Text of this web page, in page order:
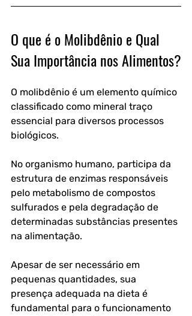
O que é o Molibdênio e Qual
Sua Importância nos Alimentos?
O molibdênio é um elemento químico
classificado como mineral traço
essencial para diversos processos
biológicos.
No organismo humano, participa da
estrutura de enzimas responsáveis
pelo metabolismo de compostos
sulfurados e pela degradação de
determinadas substâncias presentes
na alimentação.
Apesar de ser necessário em
pequenas quantidades, sua
presença adequada na dieta é
fundamental para o funcionamento